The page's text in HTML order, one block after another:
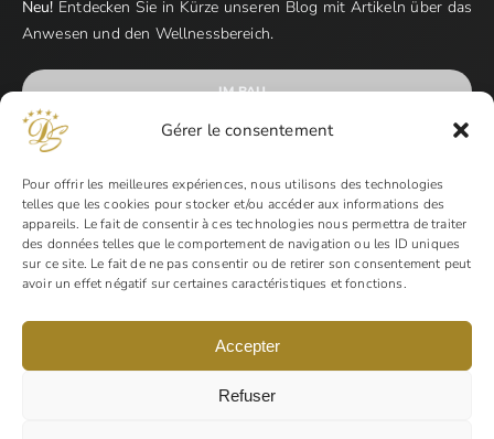
Gérer le consentement
Pour offrir les meilleures expériences, nous utilisons des technologies
telles que les cookies pour stocker et/ou accéder aux informations des
appareils. Le fait de consentir à ces technologies nous permettra de traiter
des données telles que le comportement de navigation ou les ID uniques
sur ce site. Le fait de ne pas consentir ou de retirer son consentement peut
avoir un effet négatif sur certaines caractéristiques et fonctions.
Accepter
Refuser
Neu! Entdecken Sie in Kürze unseren Blog mit Artikeln über das
Anwesen und den Wellnessbereich.
IM BAU…
ZAHLUNGSMETHODEN
Domaine Sévenier & Spa – Alle Rechte vorbehalten |